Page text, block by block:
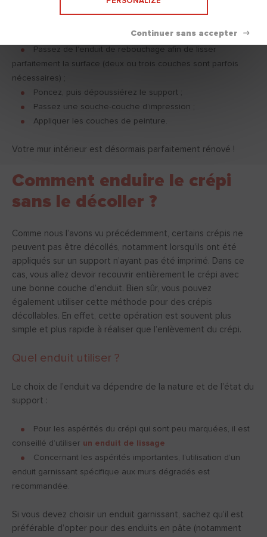
Rincez le mur à l’eau claire ;
Passez de l’enduit de rebouchage afin de lisser
parfaitement la surface (deux ou trois couches sont parfois
nécessaires) ;
Poncez, puis dépoussiérez le support ;
Passez une souche-couche d’impression ;
Appliquer les couches de peinture.
Votre mur intérieur est désormais parfaitement rénové !
Comment enduire le crépi
sans le décoller ?
Comme nous l’avons vu précédemment, certains crépis ne
peuvent pas être décollés, notamment lorsqu’ils ont été
appliqués sur un support n’ayant pas été imprimé. Dans ce
cas, vous allez devoir recouvrir entièrement le crépi avec
une bonne couche d’enduit. Bien sûr, vous pouvez
également utiliser cette méthode pour des crépis
décollables. En effet, cette opération est souvent plus
simple et plus rapide à réaliser que l’enlèvement du crépi.
Quel enduit utiliser ?
Le choix de l’enduit va dépendre de la nature et de l’état du
support :
Pour les aspérités du crépi qui sont peu marquées, il est
conseillé d’utiliser un enduit de lissage
Concernant les aspérités importantes, l’utilisation d’un
enduit garnissant spécifique aux murs dégradés est
recommandée.
Si vous devez choisir un enduit garnissant, sachez qu’il est
préférable d’opter pour des enduits en pâte (notamment